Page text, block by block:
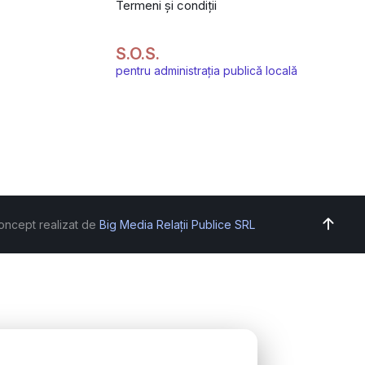
Termeni și condiții
S.O.S.
pentru administrația publică locală
realizat de Big Media Relații Publice SRL